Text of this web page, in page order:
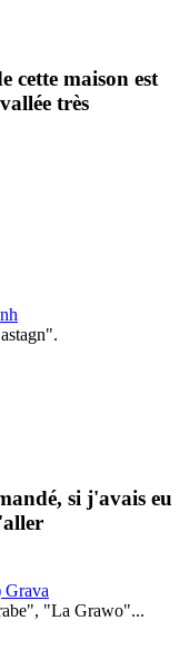
cette maison est
très
si j'avais eu
Grava
"La Grawo"...